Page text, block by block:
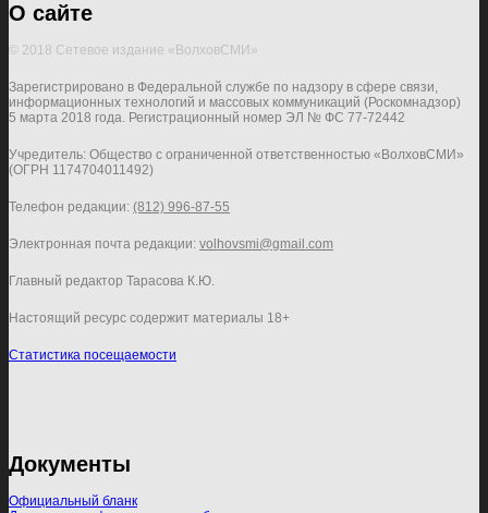
О сайте
© 2018 Сетевое издание «ВолховСМИ»
Зарегистрировано в Федеральной службе по надзору в сфере связи,
информационных технологий и массовых коммуникаций (Роскомнадзор)
5 марта 2018 года. Регистрационный номер ЭЛ № ФС 77-72442
Учредитель: Общество с ограниченной ответственностью «ВолховСМИ»
(ОГРН 1174704011492)
Телефон редакции: (812) 996-87-55
Электронная почта редакции: volhovsmi@gmail.com
Главный редактор Тарасова К.Ю.
Настоящий ресурс содержит материалы 18+
Статистика посещаемости
Документы
Официальный бланк